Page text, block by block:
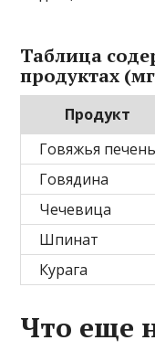
Таблица
продуктах
Продукт
Говяжья печень
Говядина
Чечевица
Шпинат
Курага
Что еще